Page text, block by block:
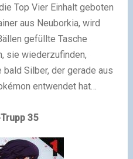
Top Vier Einhalt geboten
aus Neuborkia, wird
gefüllte Tasche
sie wiederzufinden,
Silber, der gerade aus
entwendet hat…
35